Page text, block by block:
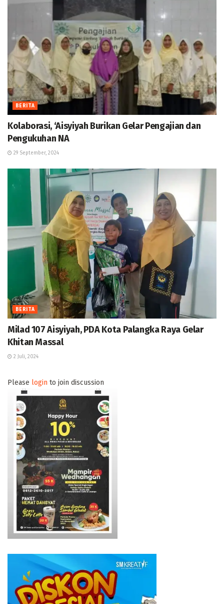
BERITA
Kolaborasi, ‘Aisyiyah Burikan Gelar Pengajian dan
Pengukuhan NA
29 September, 2024
BERITA
Milad 107 Aisyiyah, PDA Kota Palangka Raya Gelar
Khitan Massal
2 Juli, 2024
Please login to join discussion